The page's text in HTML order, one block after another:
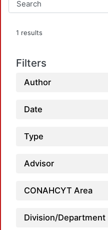
1 results
Filters
Author
Date
Type
Advisor
CONAHCYT Area
Division/Department